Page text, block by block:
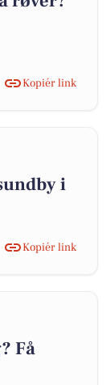
Kopiér link
i
Kopiér link
Få